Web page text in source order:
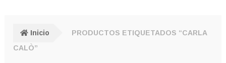
Inicio
PRODUCTOS ETIQUETADOS “CARLA
CALÒ”